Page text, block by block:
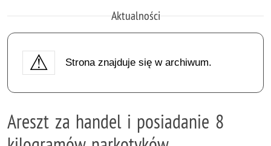
Aktualności
Strona znajduje się w archiwum.
Areszt za handel i posiadanie 8